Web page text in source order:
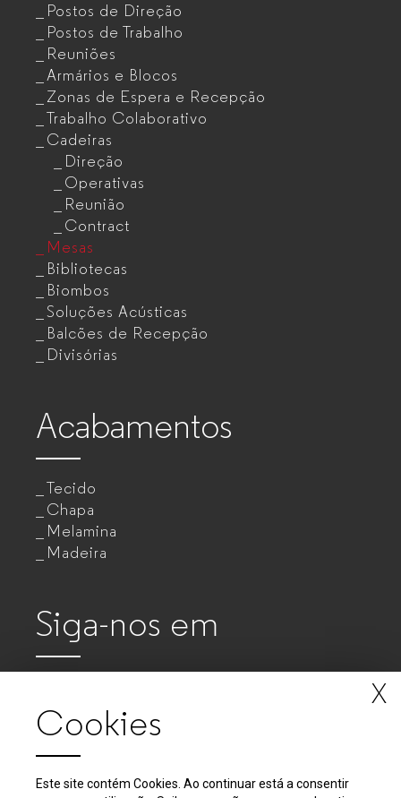
Postos de Direção
Postos de Trabalho
Reuniões
Armários e Blocos
Zonas de Espera e Recepção
Trabalho Colaborativo
Cadeiras
Direção
Operativas
Reunião
Contract
Mesas
Bibliotecas
Biombos
Soluções Acústicas
Balcões de Recepção
Divisórias
Acabamentos
Tecido
Chapa
Melamina
Madeira
Siga-nos em
X
Cookies
Este site contém Cookies. Ao continuar está a consentir